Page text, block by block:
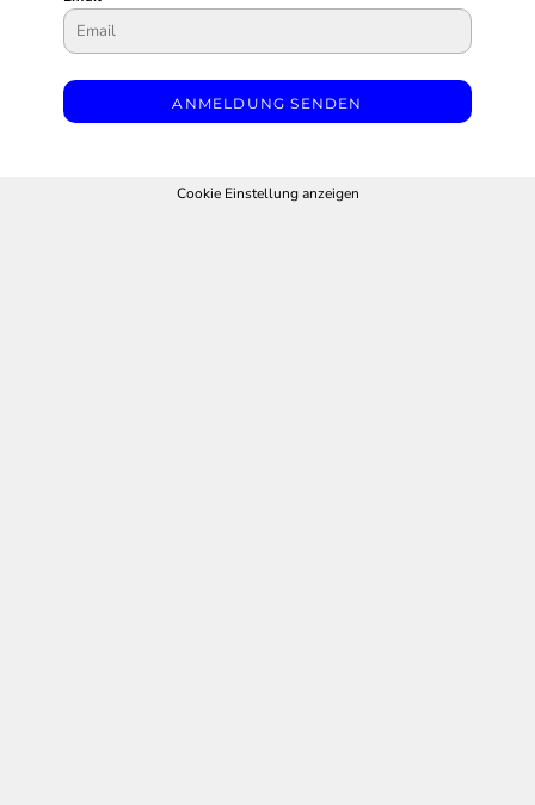
ANMELDUNG SENDEN
Cookie Einstellung anzeigen